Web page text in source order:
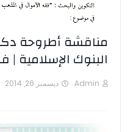
مناقشة أطروحة
البنوك الإسلامية |
Admin ديسمبر 26, 2014